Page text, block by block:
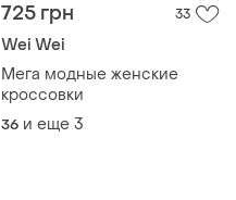
725 грн 33
Wei Wei
Мега модные женские
кроссовки
36 и еще 3